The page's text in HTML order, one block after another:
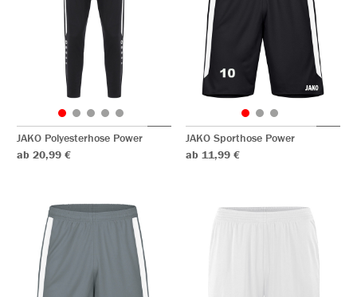
JAKO Polyesterhose Power
ab 20,99 €
JAKO Sporthose Power
ab 11,99 €